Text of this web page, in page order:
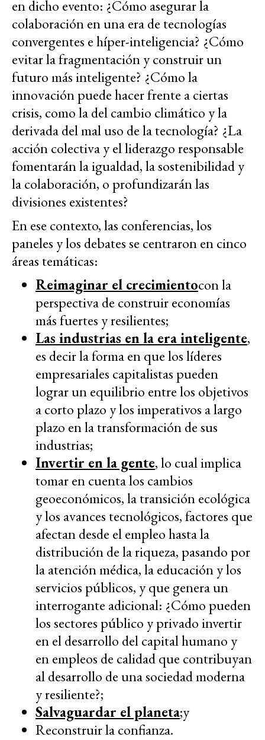
en dicho evento: ¿Cómo asegurar la
colaboración en una era de tecnologías
convergentes e híper-inteligencia? ¿Cómo
evitar la fragmentación y construir un
futuro más inteligente? ¿Cómo la
innovación puede hacer frente a ciertas
crisis, como la del cambio climático y la
derivada del mal uso de la tecnología? ¿La
acción colectiva y el liderazgo responsable
fomentarán la igualdad, la sostenibilidad y
la colaboración, o profundizarán las
divisiones existentes?
En ese contexto, las conferencias, los
paneles y los debates se centraron en cinco
áreas temáticas:
Reimaginar el crecimientocon la
perspectiva de construir economías
más fuertes y resilientes;
Las industrias en la era inteligente,
es decir la forma en que los líderes
empresariales capitalistas pueden
lograr un equilibrio entre los objetivos
a corto plazo y los imperativos a largo
plazo en la transformación de sus
industrias;
Invertir en la gente, lo cual implica
tomar en cuenta los cambios
geoeconómicos, la transición ecológica
y los avances tecnológicos, factores que
afectan desde el empleo hasta la
distribución de la riqueza, pasando por
la atención médica, la educación y los
servicios públicos, y que genera un
interrogante adicional: ¿Cómo pueden
los sectores público y privado invertir
en el desarrollo del capital humano y
en empleos de calidad que contribuyan
al desarrollo de una sociedad moderna
y resiliente?;
Salvaguardar el planeta;y
Reconstruir la confianza.